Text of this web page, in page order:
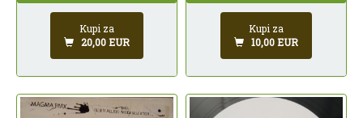
Kupi za
20,00 EUR
Kupi za
10,00 EUR